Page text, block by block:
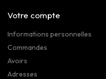
Votre compte
Informations personnelles
Commandes
Avoirs
Adresses